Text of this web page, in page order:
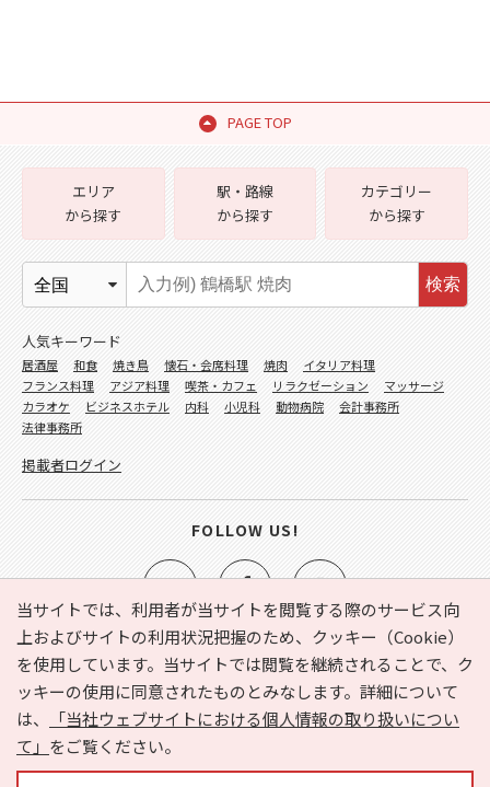
PAGE TOP
当サイトでは、利用者が当サイトを閲覧する際のサービス向
上およびサイトの利用状況把握のため、クッキー（Cookie）
を使用しています。当サイトでは閲覧を継続されることで、ク
ッキーの使用に同意されたものとみなします。詳細について
は、
「当社ウェブサイトにおける個人情報の取り扱いについ
て」 をご覧ください。
e-NAVITA（イーナビタ）とは？ お気に入り
ヘルプ
利用規約
個人情報の取り扱いについて
運営会社
サイトマップ
広告掲載に関するお問い合わせ
エリア
から探す
駅・路線
から探す
カテゴリー
から探す
検索
人気キーワード
居酒屋 和食 焼き鳥 懐石・会席料理 焼肉
イタリア料理
フランス料理
アジア料理 喫茶・カフェ リラクゼーション
マッサージ
カラオケ
ビジネスホテル 内科 小児科 動物病院
会計事務所
法律事務所
掲載者ログイン
FOLLOW US!